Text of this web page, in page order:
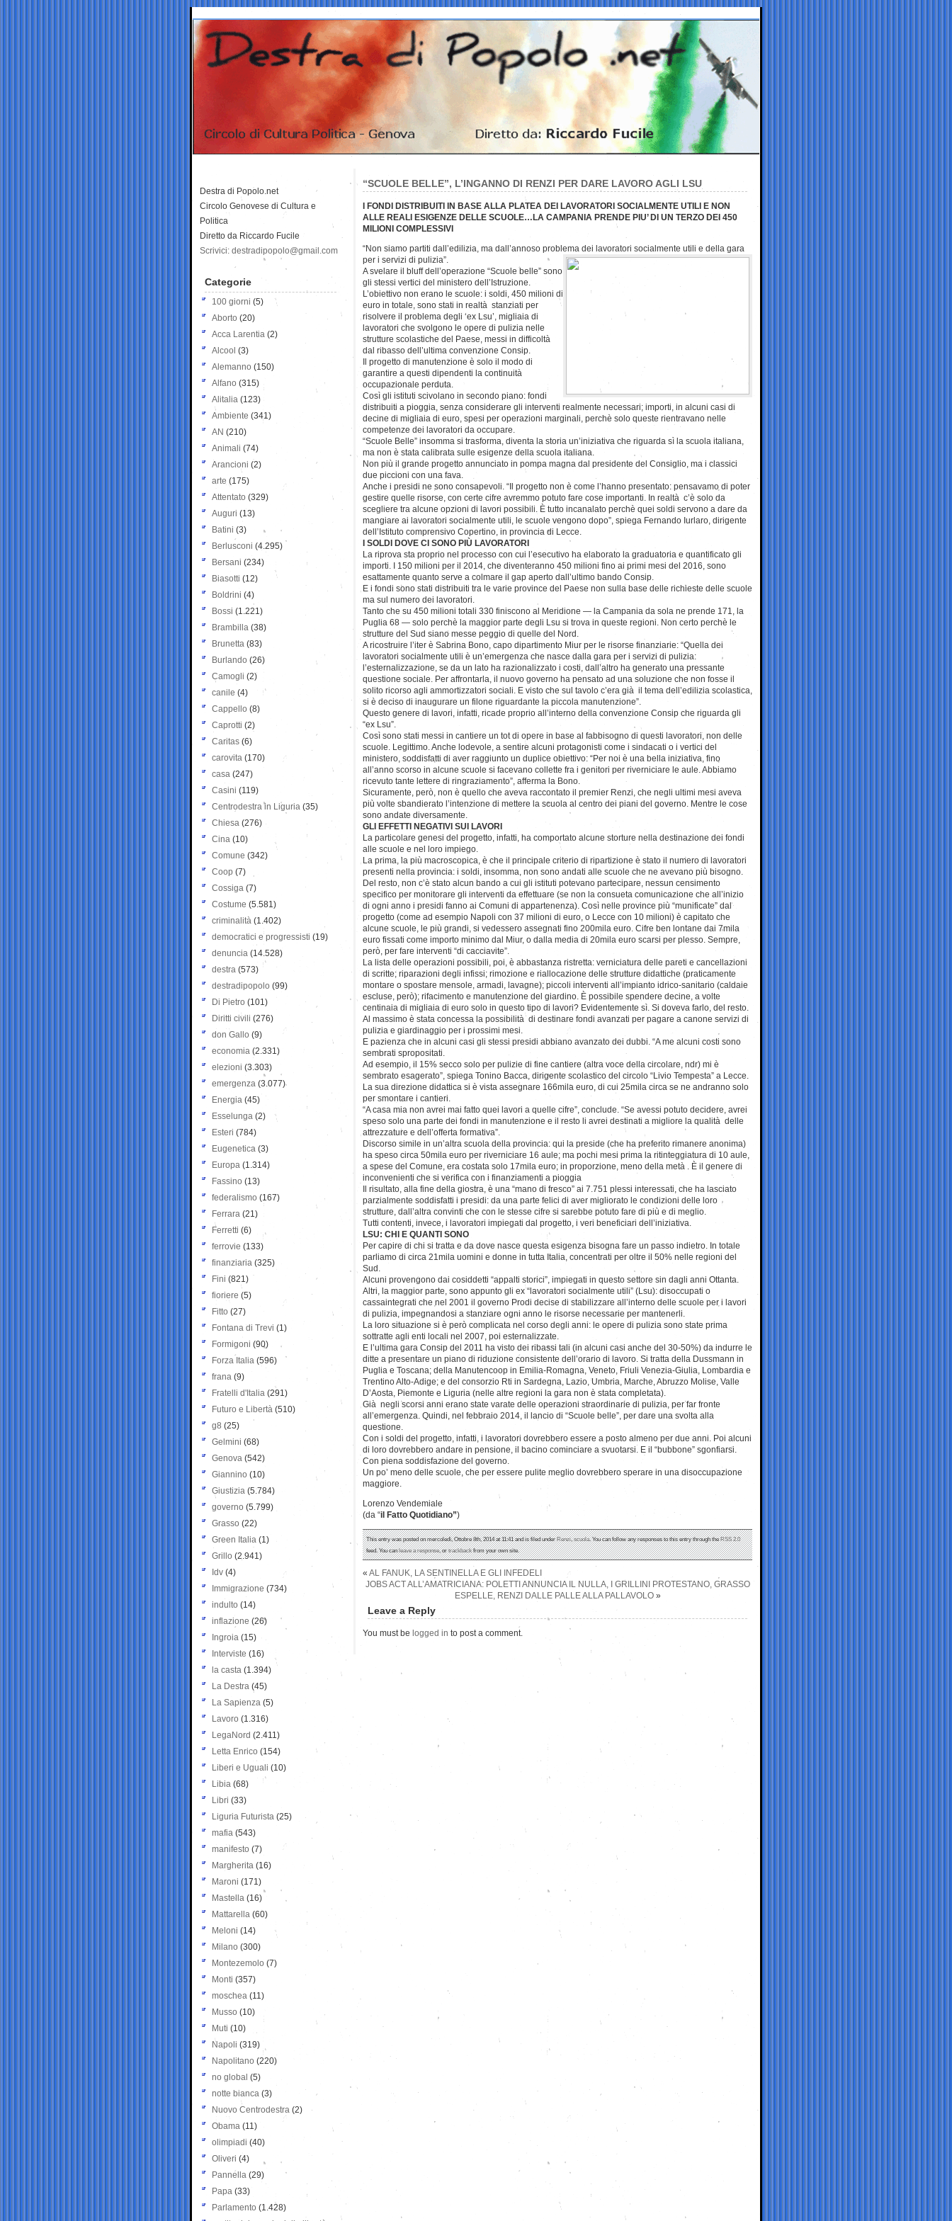
“SCUOLE BELLE”, L’INGANNO DI RENZI PER DARE LAVORO AGLI LSU
I FONDI DISTRIBUITI IN BASE ALLA PLATEA DEI LAVORATORI SOCIALMENTE UTILI E NON
ALLE REALI ESIGENZE DELLE SCUOLE…LA CAMPANIA PRENDE PIU’ DI UN TERZO DEI 450
MILIONI COMPLESSIVI
“Non siamo partiti dall’edilizia, ma dall’annoso problema dei lavoratori socialmente utili e della gara
per i servizi di pulizia”.
A svelare il bluff dell’operazione “Scuole belle” sono
gli stessi vertici del ministero dell’Istruzione.
L’obiettivo non erano le scuole: i soldi, 450 milioni di
euro in totale, sono stati in realtà stanziati per
risolvere il problema degli ‘ex Lsu’, migliaia di
lavoratori che svolgono le opere di pulizia nelle
strutture scolastiche del Paese, messi in difficoltà
dal ribasso dell’ultima convenzione Consip.
Il progetto di manutenzione è solo il modo di
garantire a questi dipendenti la continuità
occupazionale perduta.
Così gli istituti scivolano in secondo piano: fondi
distribuiti a pioggia, senza considerare gli interventi realmente necessari; importi, in alcuni casi di
decine di migliaia di euro, spesi per operazioni marginali, perchè solo queste rientravano nelle
competenze dei lavoratori da occupare.
“Scuole Belle” insomma si trasforma, diventa la storia un’iniziativa che riguarda sì la scuola italiana,
ma non è stata calibrata sulle esigenze della scuola italiana.
Non più il grande progetto annunciato in pompa magna dal presidente del Consiglio, ma i classici
due piccioni con una fava.
Anche i presidi ne sono consapevoli. “Il progetto non è come l’hanno presentato: pensavamo di poter
gestire quelle risorse, con certe cifre avremmo potuto fare cose importanti. In realtà c’è solo da
scegliere tra alcune opzioni di lavori possibili. È tutto incanalato perchè quei soldi servono a dare da
mangiare ai lavoratori socialmente utili, le scuole vengono dopo”, spiega Fernando Iurlaro, dirigente
dell’Istituto comprensivo Copertino, in provincia di Lecce.
I SOLDI DOVE CI SONO PIÙ LAVORATORI
La riprova sta proprio nel processo con cui l’esecutivo ha elaborato la graduatoria e quantificato gli
importi. I 150 milioni per il 2014, che diventeranno 450 milioni fino ai primi mesi del 2016, sono
esattamente quanto serve a colmare il gap aperto dall’ultimo bando Consip.
E i fondi sono stati distribuiti tra le varie province del Paese non sulla base delle richieste delle scuole
ma sul numero dei lavoratori.
Tanto che su 450 milioni totali 330 finiscono al Meridione — la Campania da sola ne prende 171, la
Puglia 68 — solo perchè la maggior parte degli Lsu si trova in queste regioni. Non certo perchè le
strutture del Sud siano messe peggio di quelle del Nord.
A ricostruire l’iter è Sabrina Bono, capo dipartimento Miur per le risorse finanziarie: “Quella dei
lavoratori socialmente utili è un’emergenza che nasce dalla gara per i servizi di pulizia:
l’esternalizzazione, se da un lato ha razionalizzato i costi, dall’altro ha generato una pressante
questione sociale. Per affrontarla, il nuovo governo ha pensato ad una soluzione che non fosse il
solito ricorso agli ammortizzatori sociali. E visto che sul tavolo c’era già il tema dell’edilizia scolastica,
si è deciso di inaugurare un filone riguardante la piccola manutenzione”.
Questo genere di lavori, infatti, ricade proprio all’interno della convenzione Consip che riguarda gli
“ex Lsu”.
Così sono stati messi in cantiere un tot di opere in base al fabbisogno di questi lavoratori, non delle
scuole. Legittimo. Anche lodevole, a sentire alcuni protagonisti come i sindacati o i vertici del
ministero, soddisfatti di aver raggiunto un duplice obiettivo: “Per noi è una bella iniziativa, fino
all’anno scorso in alcune scuole si facevano collette fra i genitori per riverniciare le aule. Abbiamo
ricevuto tante lettere di ringraziamento”, afferma la Bono.
Sicuramente, però, non è quello che aveva raccontato il premier Renzi, che negli ultimi mesi aveva
più volte sbandierato l’intenzione di mettere la scuola al centro dei piani del governo. Mentre le cose
sono andate diversamente.
GLI EFFETTI NEGATIVI SUI LAVORI
La particolare genesi del progetto, infatti, ha comportato alcune storture nella destinazione dei fondi
alle scuole e nel loro impiego.
La prima, la più macroscopica, è che il principale criterio di ripartizione è stato il numero di lavoratori
presenti nella provincia: i soldi, insomma, non sono andati alle scuole che ne avevano più bisogno.
Del resto, non c’è stato alcun bando a cui gli istituti potevano partecipare, nessun censimento
specifico per monitorare gli interventi da effettuare (se non la consueta comunicazione che all’inizio
di ogni anno i presidi fanno ai Comuni di appartenenza). Così nelle province più “munificate” dal
progetto (come ad esempio Napoli con 37 milioni di euro, o Lecce con 10 milioni) è capitato che
alcune scuole, le più grandi, si vedessero assegnati fino 200mila euro. Cifre ben lontane dai 7mila
euro fissati come importo minimo dal Miur, o dalla media di 20mila euro scarsi per plesso. Sempre,
però, per fare interventi “di cacciavite”.
La lista delle operazioni possibili, poi, è abbastanza ristretta: verniciatura delle pareti e cancellazioni
di scritte; riparazioni degli infissi; rimozione e riallocazione delle strutture didattiche (praticamente
montare o spostare mensole, armadi, lavagne); piccoli interventi all’impianto idrico-sanitario (caldaie
escluse, però); rifacimento e manutenzione del giardino. È possibile spendere decine, a volte
centinaia di migliaia di euro solo in questo tipo di lavori? Evidentemente sì. Si doveva farlo, del resto.
Al massimo è stata concessa la possibilità di destinare fondi avanzati per pagare a canone servizi di
pulizia e giardinaggio per i prossimi mesi.
E pazienza che in alcuni casi gli stessi presidi abbiano avanzato dei dubbi. “A me alcuni costi sono
sembrati spropositati.
Ad esempio, il 15% secco solo per pulizie di fine cantiere (altra voce della circolare, ndr) mi è
sembrato esagerato”, spiega Tonino Bacca, dirigente scolastico del circolo “Livio Tempesta” a Lecce.
La sua direzione didattica si è vista assegnare 166mila euro, di cui 25mila circa se ne andranno solo
per smontare i cantieri.
“A casa mia non avrei mai fatto quei lavori a quelle cifre”, conclude. “Se avessi potuto decidere, avrei
speso solo una parte dei fondi in manutenzione e il resto li avrei destinati a migliore la qualità delle
attrezzature e dell’offerta formativa”.
Discorso simile in un’altra scuola della provincia: qui la preside (che ha preferito rimanere anonima)
ha speso circa 50mila euro per riverniciare 16 aule; ma pochi mesi prima la ritinteggiatura di 10 aule,
a spese del Comune, era costata solo 17mila euro; in proporzione, meno della metà . È il genere di
inconvenienti che si verifica con i finanziamenti a pioggia
Il risultato, alla fine della giostra, è una “mano di fresco” ai 7.751 plessi interessati, che ha lasciato
parzialmente soddisfatti i presidi: da una parte felici di aver migliorato le condizioni delle loro
strutture, dall’altra convinti che con le stesse cifre si sarebbe potuto fare di più e di meglio.
Tutti contenti, invece, i lavoratori impiegati dal progetto, i veri beneficiari dell’iniziativa.
LSU: CHI E QUANTI SONO
Per capire di chi si tratta e da dove nasce questa esigenza bisogna fare un passo indietro. In totale
parliamo di circa 21mila uomini e donne in tutta Italia, concentrati per oltre il 50% nelle regioni del
Sud.
Alcuni provengono dai cosiddetti “appalti storici”, impiegati in questo settore sin dagli anni Ottanta.
Altri, la maggior parte, sono appunto gli ex “lavoratori socialmente utili” (Lsu): disoccupati o
cassaintegrati che nel 2001 il governo Prodi decise di stabilizzare all’interno delle scuole per i lavori
di pulizia, impegnandosi a stanziare ogni anno le risorse necessarie per mantenerli.
La loro situazione si è però complicata nel corso degli anni: le opere di pulizia sono state prima
sottratte agli enti locali nel 2007, poi esternalizzate.
E l’ultima gara Consip del 2011 ha visto dei ribassi tali (in alcuni casi anche del 30-50%) da indurre le
ditte a presentare un piano di riduzione consistente dell’orario di lavoro. Si tratta della Dussmann in
Puglia e Toscana; della Manutencoop in Emilia-Romagna, Veneto, Friuli Venezia-Giulia, Lombardia e
Trentino Alto-Adige; e del consorzio Rti in Sardegna, Lazio, Umbria, Marche, Abruzzo Molise, Valle
D’Aosta, Piemonte e Liguria (nelle altre regioni la gara non è stata completata).
Già negli scorsi anni erano state varate delle operazioni straordinarie di pulizia, per far fronte
all’emergenza. Quindi, nel febbraio 2014, il lancio di “Scuole belle”, per dare una svolta alla
questione.
Con i soldi del progetto, infatti, i lavoratori dovrebbero essere a posto almeno per due anni. Poi alcuni
di loro dovrebbero andare in pensione, il bacino cominciare a svuotarsi. E il “bubbone” sgonfiarsi.
Con piena soddisfazione del governo.
Un po’ meno delle scuole, che per essere pulite meglio dovrebbero sperare in una disoccupazione
maggiore.
Lorenzo Vendemiale
(da “il Fatto Quotidiano”)
This entry was posted on mercoledì, Ottobre 8th, 2014 at 11:41 and is filed underRenzi,scuola. You can follow any responses to this entry through theRSS 2.0
feed. You canleave a response, ortrackbackfrom your own site.
« AL FANUK, LA SENTINELLA E GLI INFEDELI
JOBS ACT ALL’AMATRICIANA: POLETTI ANNUNCIA IL NULLA, I GRILLINI PROTESTANO, GRASSO
ESPELLE, RENZI DALLE PALLE ALLA PALLAVOLO»
Leave a Reply
You must be logged in to post a comment.
Destra di Popolo.net
Circolo Genovese di Cultura e
Politica
Diretto da Riccardo Fucile
Scrivici: destradipopolo@gmail.com
Categorie
100 giorni (5)
Aborto (20)
Acca Larentia (2)
Alcool (3)
Alemanno (150)
Alfano (315)
Alitalia (123)
Ambiente (341)
AN (210)
Animali (74)
Arancioni (2)
arte (175)
Attentato (329)
Auguri (13)
Batini (3)
Berlusconi (4.295)
Bersani (234)
Biasotti (12)
Boldrini (4)
Bossi (1.221)
Brambilla (38)
Brunetta (83)
Burlando (26)
Camogli (2)
canile (4)
Cappello (8)
Caprotti (2)
Caritas (6)
carovita (170)
casa (247)
Casini (119)
Centrodestra in Liguria (35)
Chiesa (276)
Cina (10)
Comune (342)
Coop (7)
Cossiga (7)
Costume (5.581)
criminalità (1.402)
democratici e progressisti (19)
denuncia (14.528)
destra (573)
destradipopolo (99)
Di Pietro (101)
Diritti civili (276)
don Gallo (9)
economia (2.331)
elezioni (3.303)
emergenza (3.077)
Energia (45)
Esselunga (2)
Esteri (784)
Eugenetica (3)
Europa (1.314)
Fassino (13)
federalismo (167)
Ferrara (21)
Ferretti (6)
ferrovie (133)
finanziaria (325)
Fini (821)
fioriere (5)
Fitto (27)
Fontana di Trevi (1)
Formigoni (90)
Forza Italia (596)
frana (9)
Fratelli d'Italia (291)
Futuro e Libertà (510)
g8 (25)
Gelmini (68)
Genova (542)
Giannino (10)
Giustizia (5.784)
governo (5.799)
Grasso (22)
Green Italia (1)
Grillo (2.941)
Idv (4)
Immigrazione (734)
indulto (14)
inflazione (26)
Ingroia (15)
Interviste (16)
la casta (1.394)
La Destra (45)
La Sapienza (5)
Lavoro (1.316)
LegaNord (2.411)
Letta Enrico (154)
Liberi e Uguali (10)
Libia (68)
Libri (33)
Liguria Futurista (25)
mafia (543)
manifesto (7)
Margherita (16)
Maroni (171)
Mastella (16)
Mattarella (60)
Meloni (14)
Milano (300)
Montezemolo (7)
Monti (357)
moschea (11)
Musso (10)
Muti (10)
Napoli (319)
Napolitano (220)
no global (5)
notte bianca (3)
Nuovo Centrodestra (2)
Obama (11)
olimpiadi (40)
Oliveri (4)
Pannella (29)
Papa (33)
Parlamento (1.428)